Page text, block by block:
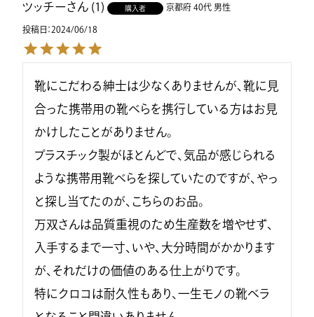
ツッチー 1 購入者 京都府 40代 男性
投稿日 2024/06/18
靴にこだわる紳士は少なくありませんが、靴に見
合った携帯用の靴べらを携行している方はお見
かけしたことがありません。
プラスチック製がほとんどで、気品が感じられる
ような携帯用靴べらを探していたのですが、やっ
と探し当てたのが、こちらのお品。
万双さんは品質重視のため生産数を増やせず、
入手するまで一寸、いや、大分時間がかかります
が、それだけの価値のある仕上がりです。
特にクロコは耐久性もあり、一生モノの靴ベラ